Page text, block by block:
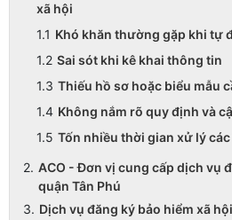
xã hội
Khó khăn thường gặp khi tự
Sai sót khi kê khai thông tin
Thiếu hồ sơ hoặc biểu mẫu
Không nắm rõ quy định và
Tốn nhiều thời gian xử lý
ACO - Đơn vị cung cấp dịch vụ
quận Tân Phú
Dịch vụ đăng ký bảo hiểm xã